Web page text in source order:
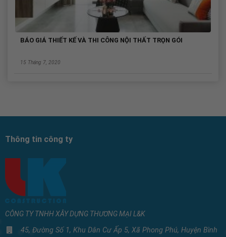
BÁO GIÁ THIẾT KẾ VÀ THI CÔNG NỘI THẤT TRỌN GÓI
15 Tháng 7, 2020
Thông tin công ty
CÔNG TY TNHH XÂY DỰNG THƯƠNG MẠI L&K
45, Đường Số 1, Khu Dân Cư Ấp 5, Xã Phong Phú, Huyện Bình